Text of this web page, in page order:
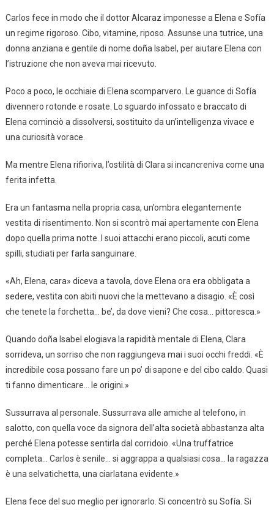
Carlos fece in modo che il dottor Alcaraz imponesse a Elena e Sofía
un regime rigoroso. Cibo, vitamine, riposo. Assunse una tutrice, una
donna anziana e gentile di nome doña Isabel, per aiutare Elena con
l’istruzione che non aveva mai ricevuto.
Poco a poco, le occhiaie di Elena scomparvero. Le guance di Sofía
divennero rotonde e rosate. Lo sguardo infossato e braccato di
Elena cominciò a dissolversi, sostituito da un’intelligenza vivace e
una curiosità vorace.
Ma mentre Elena rifioriva, l’ostilità di Clara si incancreniva come una
ferita infetta.
Era un fantasma nella propria casa, un’ombra elegantemente
vestita di risentimento. Non si scontrò mai apertamente con Elena
dopo quella prima notte. I suoi attacchi erano piccoli, acuti come
spilli, studiati per farla sanguinare.
«Ah, Elena, cara» diceva a tavola, dove Elena ora era obbligata a
sedere, vestita con abiti nuovi che la mettevano a disagio. «È così
che tenete la forchetta… be’, da dove vieni? Che cosa… pittoresca.»
Quando doña Isabel elogiava la rapidità mentale di Elena, Clara
sorrideva, un sorriso che non raggiungeva mai i suoi occhi freddi. «È
incredibile cosa possano fare un po’ di sapone e del cibo caldo. Quasi
ti fanno dimenticare… le origini.»
Sussurrava al personale. Sussurrava alle amiche al telefono, in
salotto, con quella voce da signora dell’alta società abbastanza alta
perché Elena potesse sentirla dal corridoio. «Una truffatrice
completa… Carlos è senile… si aggrappa a qualsiasi cosa… la ragazza
è una selvatichetta, una ciarlatana evidente.»
Elena fece del suo meglio per ignorarlo. Si concentrò su Sofía. Si